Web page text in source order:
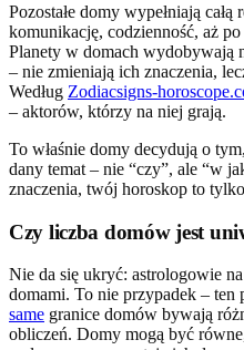
Pozostałe domy wypełniają
komunikację, codzienność, aż
Planety w domach wydobywają
– nie zmieniają ich znaczenia,
Według Zodiacsigns-
– aktorów, którzy na niej grają.
To właśnie domy decydują o
dany temat – nie “czy”, ale “w
znaczenia, twój horoskop to
Czy liczba domów jest
Nie da się ukryć: astrologowie
domami. To nie przypadek – ten
same granice domów bywają
obliczeń. Domy mogą być